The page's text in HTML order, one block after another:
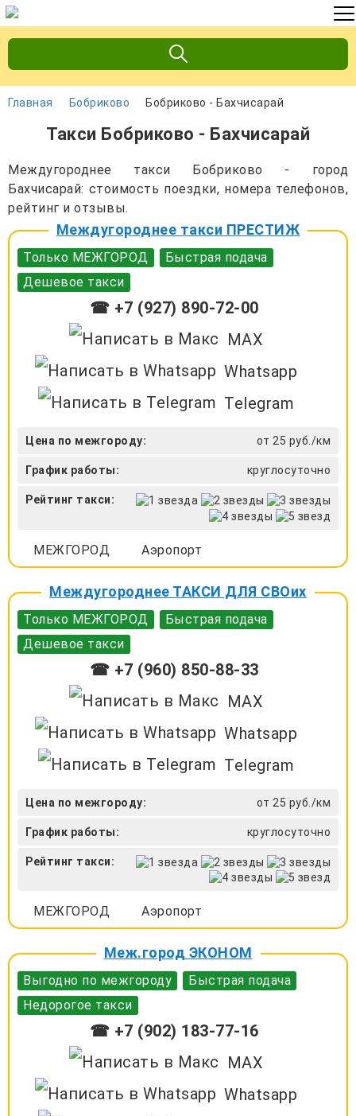
Главная Бобриково Бобриково - Бахчисарай
Такси Бобриково - Бахчисарай
Междугороднее такси Бобриково - город
Бахчисарай: стоимость поездки, номера телефонов,
рейтинг и отзывы.
Междугороднее такси ПРЕСТИЖ
Только МЕЖГОРОД
Быстрая подача
Дешевое такси
☎ +7 (927) 890-72-00
MAX
Whatsapp
Telegram
Цена по межгороду: от 25 руб./км
График работы: круглосуточно
Рейтинг такси:
МЕЖГОРОД Аэропорт
Междугороднее ТАКСИ ДЛЯ СВОих
Только МЕЖГОРОД
Быстрая подача
Дешевое такси
☎ +7 (960) 850-88-33
MAX
Whatsapp
Telegram
Цена по межгороду: от 25 руб./км
График работы: круглосуточно
Рейтинг такси:
МЕЖГОРОД Аэропорт
Меж.город ЭКОНОМ
Выгодно по межгороду
Быстрая подача
Недорогое такси
☎ +7 (902) 183-77-16
MAX
Whatsapp